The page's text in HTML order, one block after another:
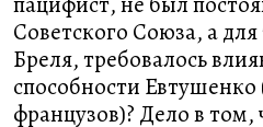
Советского Союза, а
Бреля, требовалось
способности Евтушенко
французов)? Дело в